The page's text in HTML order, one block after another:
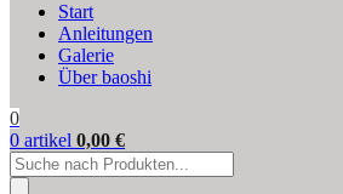
Start
Anleitungen
Galerie
Über baoshi
0
0 artikel 0,00 €
Products
search